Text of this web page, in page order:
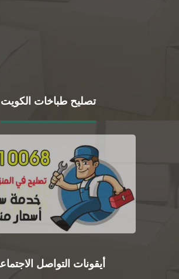
تصليح طباخات الكويت
أيقونات التواصل